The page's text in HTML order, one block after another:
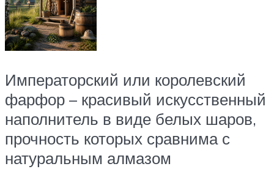
Императорский или королевский
фарфор – красивый искусственный
наполнитель в виде белых шаров,
прочность которых сравнима с
натуральным алмазом